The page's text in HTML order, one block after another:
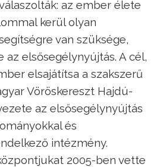
az ember élete
kerül olyan
van szüksége,
az elsősegélynyújtás. A cél,
elsajátítsa a szakszerű
Vöröskereszt Hajdú-
az elsősegélynyújtás
és
intézmény.
2005-ben vette